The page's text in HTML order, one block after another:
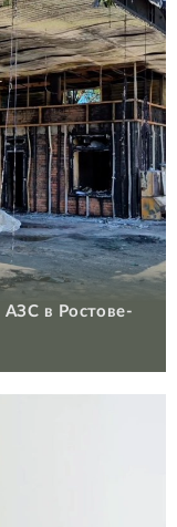
АЗС в Ростове-